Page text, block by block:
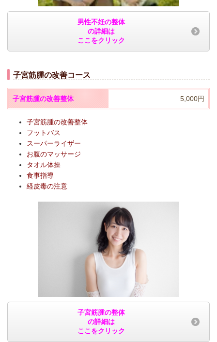
男性不妊の整体
の詳細は
ここをクリック
子宮筋腫の改善コース
子宮筋腫の改善整体 5,000円
子宮筋腫の改善整体
フットバス
スーパーライザー
お腹のマッサージ
タオル体操
食事指導
経皮毒の注意
子宮筋腫の整体
の詳細は
ここをクリック